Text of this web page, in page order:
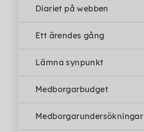
Diariet på webben
Ett ärendes gång
Lämna synpunkt
Medborgarbudget
Medborgarundersökningar